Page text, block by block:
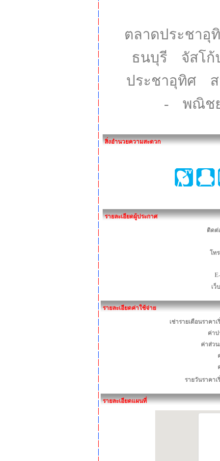
ตลาดประชาอุ
ธนบุรี จัสโก้
ประชาอุทิศ
- พณิชย
สิ่งอำนวยความสะดวก
รายละเอียดผู้ประกาศ
ติด
โท
เว็
รายละเอียดค่าใช้จ่าย
เช่ารายเดือนราคา
ค่าป
ค่าส่ว
รายวันราคา
รายละเอียดแผนที่